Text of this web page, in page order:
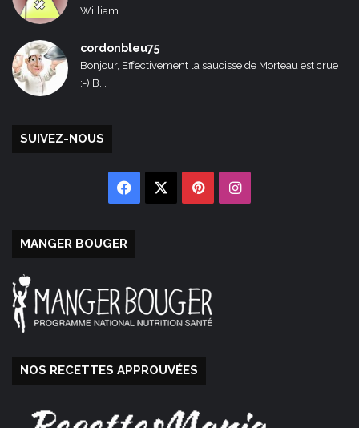
William...
cordonbleu75
Bonjour, Effectivement la saucisse de Morteau est crue
:-) B...
SUIVEZ-NOUS
Facebook PinterestInstagram
MANGER BOUGER
NOS RECETTES APPROUVÉES